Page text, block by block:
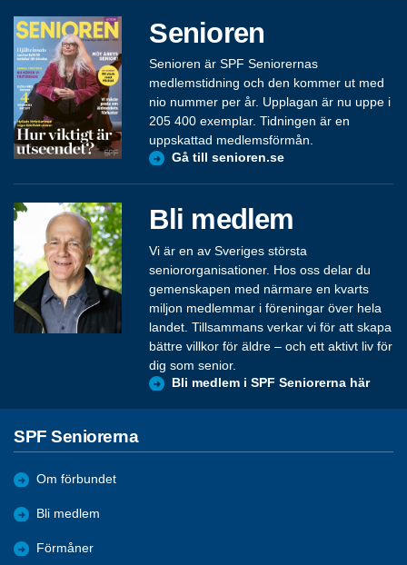
Senioren
Senioren är SPF Seniorernas
medlemstidning och den kommer ut med
nio nummer per år. Upplagan är nu uppe i
205 400 exemplar. Tidningen är en
uppskattad medlemsförmån.
Gå till senioren.se
Bli medlem
Vi är en av Sveriges största
seniororganisationer. Hos oss delar du
gemenskapen med närmare en kvarts
miljon medlemmar i föreningar över hela
landet. Tillsammans verkar vi för att skapa
bättre villkor för äldre – och ett aktivt liv för
dig som senior.
Bli medlem i SPF Seniorerna här
SPF Seniorerna
Om förbundet
Bli medlem
Förmåner